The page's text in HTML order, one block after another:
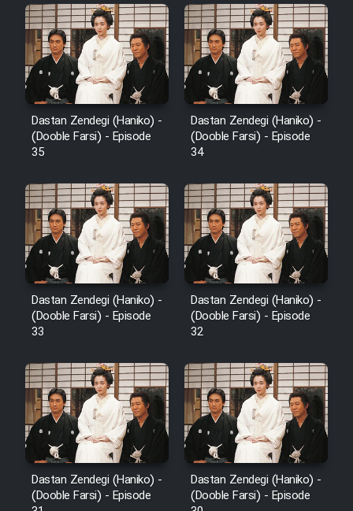
Animeishen Cinemaei Safar Be
Sarzamin Dur
Film Jangju Pirooz
Film Padzahr
Film Shah Khamush
Film Fil Dar Tariki
Film Farsh Bad
Film In Haft Nafar
Film Fani
Cartoon Galiver - Kamel
(Dooble Farsi)
Film Shire Talayi (Dooble
Farsi)
Dastan Zendegi (Haniko) -
(Dooble Farsi) - Episode
35
Dastan Zendegi (Haniko) -
(Dooble Farsi) - Episode
34
Dastan Zendegi (Haniko) -
(Dooble Farsi) - Episode
33
Dastan Zendegi (Haniko) -
(Dooble Farsi) - Episode
32
Dastan Zendegi (Haniko) -
(Dooble Farsi) - Episode
Dastan Zendegi (Haniko) -
(Dooble Farsi) - Episode